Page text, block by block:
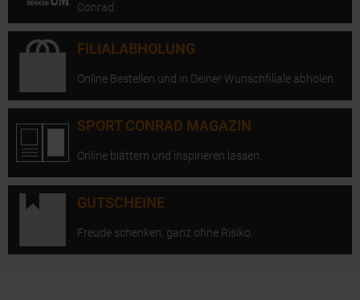
Conrad.
FILIALABHOLUNG
Online Bestellen und in Deiner Wunschfiliale abholen.
SPORT CONRAD MAGAZIN
Online blättern und inspirieren lassen.
GUTSCHEINE
Freude schenken, ganz ohne Risiko.